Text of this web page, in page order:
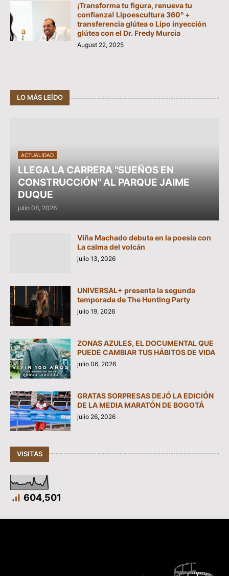
¡Transforma tu figura, renueva tu
confianza! Lipoescultura 360° +
transferencia glútea o Lipo inyección
glútea con el Dr. Fredy Murcia
August 22, 2025
LO MÁS LEÍDO
ACTUALIDAD
LLEGA LA CARRERA "SUEÑOS EN
CONSTRUCCIÓN" AL PARQUE JAIME
DUQUE
julio 08, 2026
Viña Machado debuta en la poesía con
La calma del volcán
julio 13, 2026
UNIVERSAL+ presenta la segunda
temporada de The Hunting Party
julio 19, 2026
ZONAS AZULES, EL DOCUMENTAL QUE
PUEDE CAMBIAR TUS HÁBITOS DE VIDA
julio 06, 2026
GRATAS SORPRESAS DEJÓ LA EDICIÓN
DE LA MEDIA MARATÓN DE BOGOTÁ
julio 26, 2026
VISITAS
604,501